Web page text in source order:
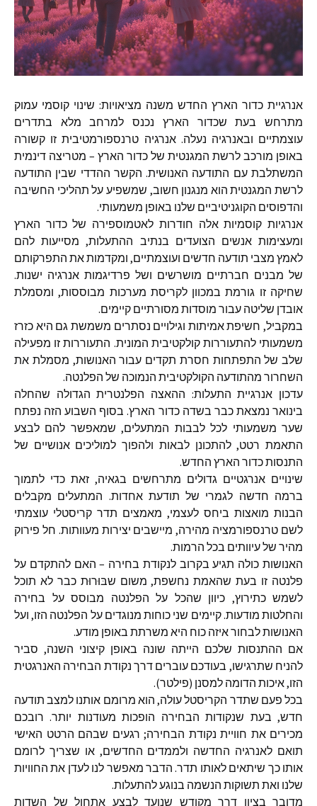
אנרגיית כדור הארץ החדש משנה מציאויות: שינוי קוסמי עמוק
מתרחש בעת שכדור הארץ נכנס למרחב מלא בתדרים
עוצמתיים ובאנרגיה נעלה. אנרגיה טרנספורמטיבית זו קשורה
באופן מורכב לרשת המגנטית של כדור הארץ – מטריצה דינמית
המשתלבת עם התודעה האנושית. הקשר ההדדי שבין התודעה
לרשת המגנטית הוא מנגנון חשוב, שמשפיע על תהליכי החשיבה
והדפוסים הקוגניטיביים שלנו באופן משמעותי.
אנרגיות קוסמיות אלה חודרות לאטמוספירה של כדור הארץ
ומעצימות אנשים הצועדים בנתיב ההתעלות, מסייעות להם
לאמץ מצבי תודעה חדשים ועוצמתיים, ומקדמות את התפרקותם
של מבנים חברתיים מושרשים ושל פרדיגמות אנרגיה ישנות.
שחיקה זו גורמת במכוון לקריסת מערכות מבוססות, ומסמלת
אובדן שליטה עבור מוסדות מסורתיים קיימים.
במקביל, חשיפת אמיתות וגילויים נסתרים משמשת גם היא כזרז
משמעותי להתעוררות קולקטיבית המונית. התעוררות זו מפעילה
שלב של התפתחות חסרת תקדים עבור האנושות, מסמלת את
השחרור מהתודעה הקולקטיבית הנמוכה של הפלנטה.
עדכון אנרגיית התעלות: ההאצה הפלנטרית הגדולה שהחלה
בינואר נמצאת כבר בשדה כדור הארץ. בסוף השבוע הזה נפתח
שער משמעותי לכל לבבות המתעלים, שמאפשר להם לבצע
התאמת רטט, להתכונן לבאות ולהפוך למוליכים אנושיים של
התנסות כדור הארץ החדש.
שינויים אנרגטיים גדולים מתרחשים בגאיה, זאת כדי לתמוך
ברמה חדשה לגמרי של תודעת אחדות. המתעלים מקבלים
הבנות מואצות ביחס לעצמי, מאמצים תדר קריסטלי עוצמתי
לשם טרנספורמציה מהירה, מיישבים יצירות מעוותות. חל פירוק
מהיר של עיוותים בכל הרמות.
האנושות כולה תגיע בקרוב לנקודת בחירה – האם להתקדם על
פלנטה זו בעת שהאמת נחשפת, משום שבּוּרוּת כבר לא תוכל
לשמש כתירוץ, כיוון שהכל על הפלנטה מבוסס על בחירה
והחלטות מודעות. קיימים שני כוחות מנוגדים על הפלנטה הזו, ועל
האנושות לבחור איזה כוח היא משרתת באופן מודע.
אם ההתנסות שלכם הייתה שונה באופן קיצוני השנה, סביר
להניח שתרגישו, בעודכם עוברים דרך נקודת הבחירה האנרגטית
הזו, איכות הדומה למסנן (פילטר).
בכל פעם שתדר הקריסטל עולה, הוא מרומם אותנו למצב תודעה
חדש, בעת שנקודות הבחירה הופכות מעודנות יותר. רובכם
מכירים את חוויית נקודת הבחירה; רגעים שבהם הרטט האישי
תואם לאנרגיה החדשה ולממדים החדשים, או שצריך לרומם
אותו כך שיתאים לאותו תדר. הדבר מאפשר לנו לעדן את החוויות
שלנו ואת תשוקות הנשמה בנוגע להתעלות.
מדובר בציון דרך מקודש שנועד לבצע אתחול של השדות